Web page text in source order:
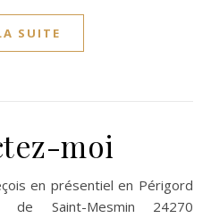
SUITE
moi
Saint-Mesmin 24270